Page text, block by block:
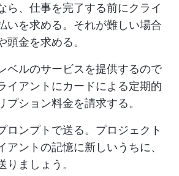
ら、仕事を完了する前にクライ
いを求める。それが難しい場合
頭金を求める。
ベルのサービスを提供するので
イアントにカードによる定期的
プション料金を請求する。
ロンプトで送る。プロジェクト
アントの記憶に新しいうちに、
りましょう。